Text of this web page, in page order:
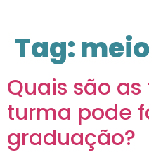
Tag:
Quais são
turma pode
graduação?